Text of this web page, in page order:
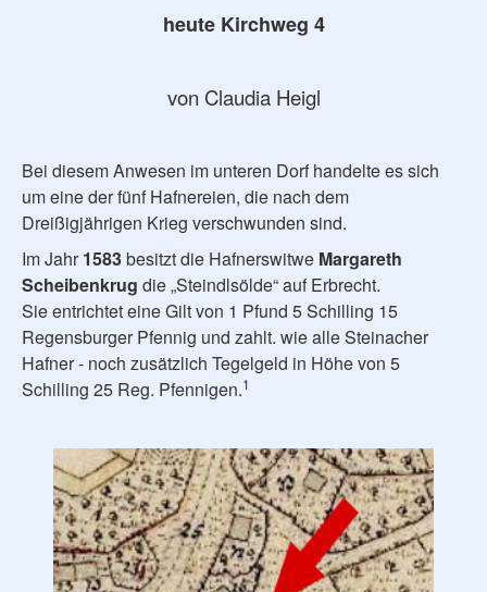
heute Kirchweg 4
von Claudia Heigl
Bei diesem Anwesen im unteren Dorf handelte es sich
um eine der fünf Hafnereien, die nach dem
Dreißigjährigen Krieg verschwunden sind.
Im Jahr1583besitzt die Hafnerswitwe Margareth
Scheibenkrug die „Steindlsölde“ auf Erbrecht.
Sie entrichtet eine Gilt von 1 Pfund 5 Schilling 15
Regensburger Pfennig und zahlt. wie alle Steinacher
Hafner - noch zusätzlich Tegelgeld in Höhe von 5
Schilling 25 Reg. Pfennigen.1